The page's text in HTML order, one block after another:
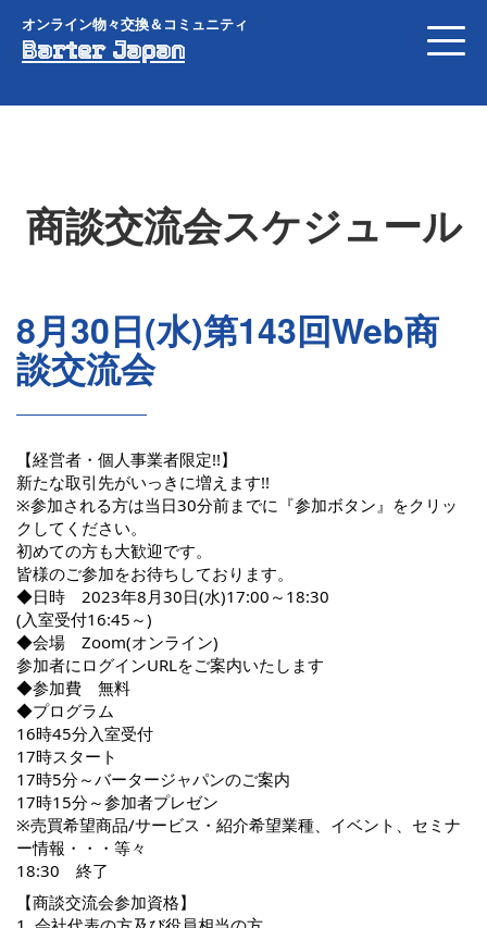
オンライン物々交換＆コミュニティ
Barter Japan
商談交流会スケジュール
8月30日(水)第143回Web商
談交流会
【経営者・個人事業者限定!!】
新たな取引先がいっきに増えます!!
※参加される方は当日30分前までに『参加ボタン』をクリッ
クしてください。
初めての方も大歓迎です。
皆様のご参加をお待ちしております。
◆日時 2023年8月30日(水)17:00～18:30
(入室受付16:45～)
◆会場 Zoom(オンライン)
参加者にログインURLをご案内いたします
◆参加費 無料
◆プログラム
16時45分入室受付
17時スタート
17時5分～バータージャパンのご案内
17時15分～参加者プレゼン
※売買希望商品/サービス・紹介希望業種、イベント、セミナ
ー情報・・・等々
18:30 終了
【商談交流会参加資格】